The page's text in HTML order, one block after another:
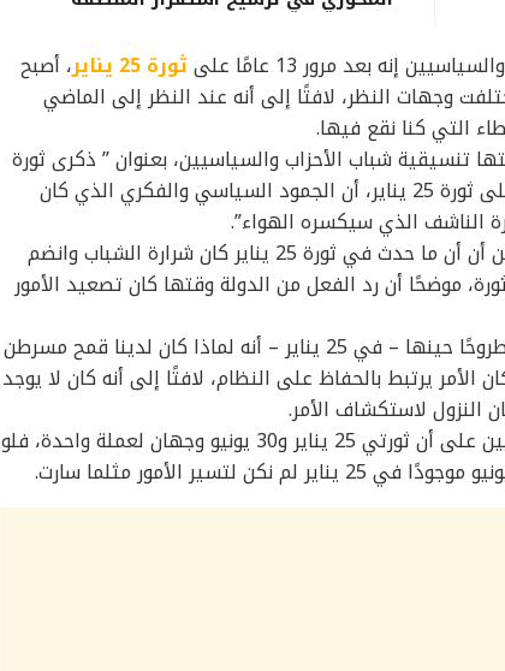
إنه بعد مرور 13 عامًا على ثورة 25 يناير
، أصبح
وجهات النظر، لافتًا إلى أنه عند النظر إلى الماضي
التي كنا نقع فيها.
تنسيقية شباب الأحزاب والسياسيين، بعنوان ” ذكرى ثورة
يناير.. حوار بين أجيال”، بمناسبة مرور 13 عام على ثورة 25 يناير، أن الجمود السياسي والفكري الذي كان
الذي سيكسره الهواء”.
وأكد عضو تنسيقية شباب الأحزاب والسياسيين أن أن ما حدث في ثورة 25 يناير كان شرارة الشباب وانضم
موضحًا أن رد الفعل من الدولة وقتها كان تصعيد الأمور
وأشار عماد رؤوف إلى أن السؤال الذي كان مطروحًا حينها – في 25 يناير – أنه لماذا كان لدينا قمح مسرطن
التعليم والصحة، وخلال ٣٠ سنة كان الأمر يرتبط بالحفاظ على النظام، لافتًا إلى أنه كان لا يوجد
النزول لاستكشاف الأمر.
وشدد عضو تنسيقية شباب الأحزاب والسياسيين على أن ثورتي 25 يناير و30 يونيو وجهان لعملة واحدة، فلو